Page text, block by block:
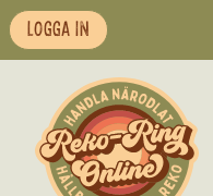
LOGGA IN